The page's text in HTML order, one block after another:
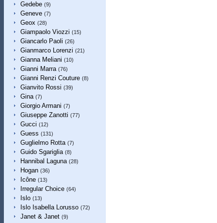
Gedebe (9)
Geneve (7)
Geox (28)
Giampaolo Viozzi (15)
Giancarlo Paoli (26)
Gianmarco Lorenzi (21)
Gianna Meliani (10)
Gianni Marra (76)
Gianni Renzi Couture (8)
Gianvito Rossi (39)
Gina (7)
Giorgio Armani (7)
Giuseppe Zanotti (77)
Gucci (12)
Guess (131)
Guglielmo Rotta (7)
Guido Sgariglia (8)
Hannibal Laguna (28)
Hogan (36)
Icône (13)
Irregular Choice (64)
Islo (13)
Islo Isabella Lorusso (72)
Janet & Janet (9)